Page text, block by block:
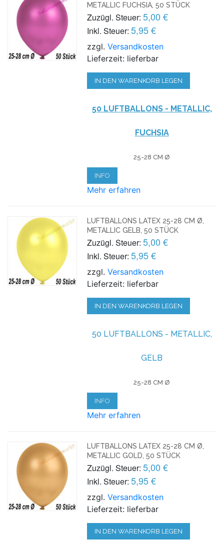
METALLIC FUCHSIA, 50 STÜCK
Zuzügl. Steuer: 5,00 €
Inkl. Steuer: 5,95 €
zzgl.Versandkosten
Lieferzeit: lieferbar
IN DEN WARENKORB LEGEN
50 LUFTBALLONS - METALLIC,
FUCHSIA
25-28 CM Ø
INFO
Mehr erfahren
LUFTBALLONS LATEX 25-28 CM Ø,
METALLIC GELB, 50 STÜCK
Zuzügl. Steuer: 5,00 €
Inkl. Steuer: 5,95 €
zzgl.Versandkosten
Lieferzeit: lieferbar
IN DEN WARENKORB LEGEN
50 LUFTBALLONS - METALLIC,
GELB
25-28 CM Ø
INFO
Mehr erfahren
LUFTBALLONS LATEX 25-28 CM Ø,
METALLIC GOLD, 50 STÜCK
Zuzügl. Steuer: 5,00 €
Inkl. Steuer: 5,95 €
zzgl.Versandkosten
Lieferzeit: lieferbar
IN DEN WARENKORB LEGEN